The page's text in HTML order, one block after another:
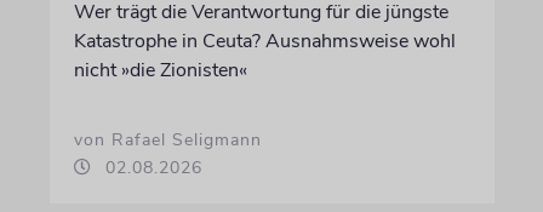
Wer trägt die Verantwortung für die jüngste
Katastrophe in Ceuta? Ausnahmsweise wohl
nicht »die Zionisten«
von Rafael Seligmann
02.08.2026